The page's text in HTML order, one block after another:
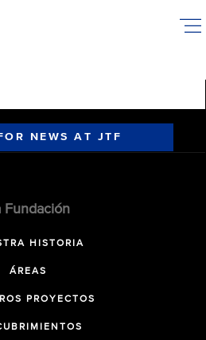
NEWS AT JTF
Fundación
HISTORIA
ÁREAS
PROYECTOS